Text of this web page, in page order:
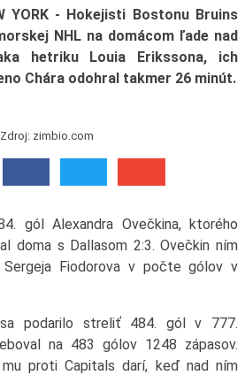
YORK - Hokejisti Bostonu Bruins
NHL na domácom ľade nad
hetriku Louia Erikssona, ich
Chára odohral takmer 26 minút.
Zdroj: zimbio.com
gól Alexandra Ovečkina, ktorého
doma s Dallasom 2:3. Ovečkin ním
Sergeja Fiodorova v počte gólov v
sa podarilo streliť 484. gól v 777.
na 483 gólov 1248 zápasov.
proti Capitals darí, keď nad ním